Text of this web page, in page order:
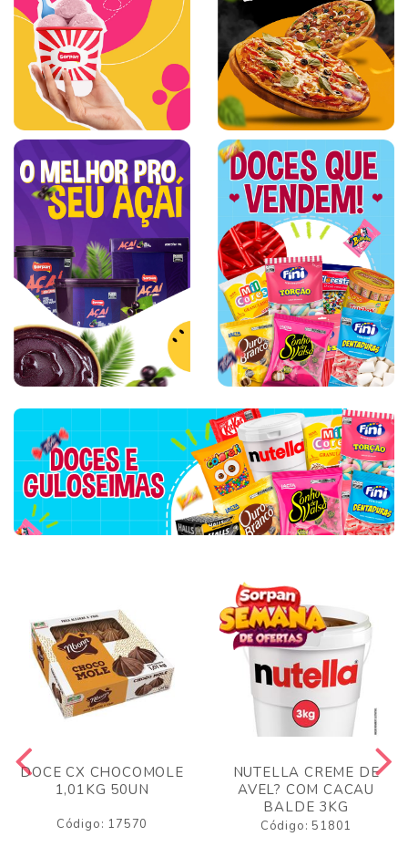
DOCE CX CHOCOMOLE
1,01KG 50UN
Código: 17570
NUTELLA CREME DE
AVEL? COM CACAU
BALDE 3KG
Código: 51801